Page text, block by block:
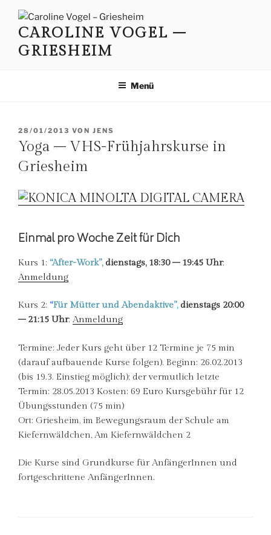
Inhalt
springenCAROLINE VOGEL –
GRIESHEIM
Menü
VERÖFFENTLICHT
AM
28/01/2013 VON JENS
Yoga – VHS-Frühjahrskurse in
Griesheim
Einmal pro Woche Zeit für Dich
Kurs 1: “After-Work”,dienstags, 18:30 – 19:45 Uhr;
Anmeldung
Kurs 2: “Für Mütter und Abendaktive”, dienstags 20:00
– 21:15 Uhr; Anmeldung
Termine: Jeder Kurs geht über 12 Termine je 75 min
(darauf aufbauende Kurse folgen). Beginn: 26.02.2013
(bis 19.3. Einstieg möglich); der vermutlich letzte
Termin: 28.05.2013 Kosten: 69 Euro Kursgebühr für 12
Übungsstunden (75 min)
Ort: Griesheim, im Bewegungsraum der Schule am
Kiefernwäldchen, Am Kiefernwäldchen 2
Die Kurse sind Grundkurse für AnfängerInnen und
fortgeschrittene AnfängerInnen.